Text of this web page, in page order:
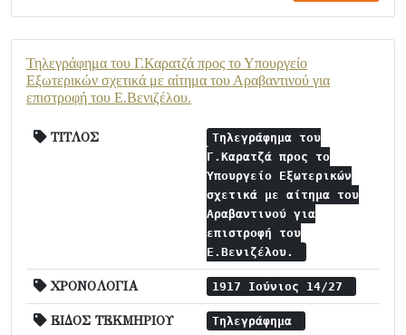
Τηλεγράφημα του Γ.Καρατζά προς το Υπουργείο
Εξωτερικών σχετικά με αίτημα του Αραβαντινού για
επιστροφή του Ε.Βενιζέλου.
ΤΙΤΛΟΣ
Τηλεγράφημα του
Γ.Καρατζά προς το
Υπουργείο Εξωτερικών
σχετικά με αίτημα του
Αραβαντινού για
επιστροφή του
Ε.Βενιζέλου.
ΧΡΟΝΟΛΟΓΙΑ 1917 Ιούνιος 14/27
ΕΙΔΟΣ ΤΕΚΜΗΡΙΟΥ Τηλεγράφημα